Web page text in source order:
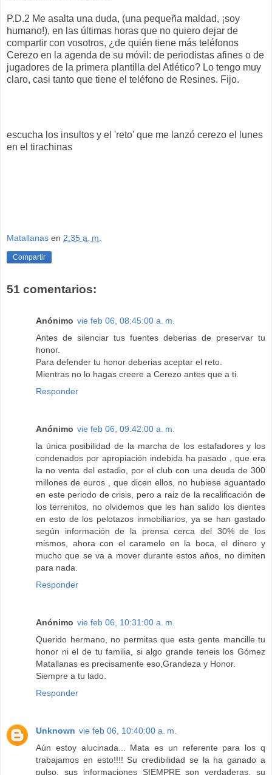
P.D.2 Me asalta una duda, (una pequeña maldad, ¡soy
humano!), en las últimas horas que no quiero dejar de
compartir con vosotros, ¿de quién tiene más teléfonos
Cerezo en la agenda de su móvil: de periodistas afines o de
jugadores de la primera plantilla del Atlético? Lo tengo muy
claro, casi tanto que tiene el teléfono de Resines. Fijo.
escucha los insultos y el 'reto' que me lanzó cerezo el lunes
en el tirachinas
Matallanas en 2:35 a. m.
Compartir
51 comentarios:
Anónimo vie feb 06, 08:45:00 a. m.
Antes de silenciar tus fuentes deberias de preservar tu
honor.
Para defender tu honor deberias aceptar el reto.
Mientras no lo hagas creere a Cerezo antes que a ti.
Responder
Anónimo vie feb 06, 09:42:00 a. m.
la única posibilidad de la marcha de los estafadores y los
condenados por apropiación indebida ha pasado , que era
la no venta del estadio, por el club con una deuda de 300
millones de euros , que dicen ellos, no hubiese aguantado
en este periodo de crisis, pero a raiz de la recalificación de
los terrenitos, no olvidemos que les han salido los dientes
en esto de los pelotazos inmobiliarios, ya se han gastado
según información de la prensa cerca del 30% de los
mismos, ahora con el caramelo en la boca, el dinero y
mucho que se va a mover durante estos años, no dimiten
para nada.
Responder
Anónimo vie feb 06, 10:31:00 a. m.
Querido hermano, no permitas que esta gente mancille tu
honor ni el de tu familia, si algo grande teneis los Gómez
Matallanas es precisamente eso,Grandeza y Honor.
Siempre a tu lado.
Responder
Unknown vie feb 06, 10:40:00 a. m.
Aún estoy alucinada... Mata es un referente para los q
trabajamos en esto!!!! Su credibilidad se la ha ganado a
pulso, sus informaciones SIEMPRE son verdaderas, su